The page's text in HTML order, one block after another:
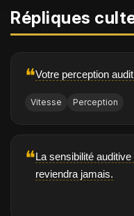
Répliques
❝Votre perception
Vitesse Perception
❝La sensibilité
reviendra jamais.